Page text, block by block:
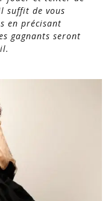
suffit de vous
en précisant
gagnants seront